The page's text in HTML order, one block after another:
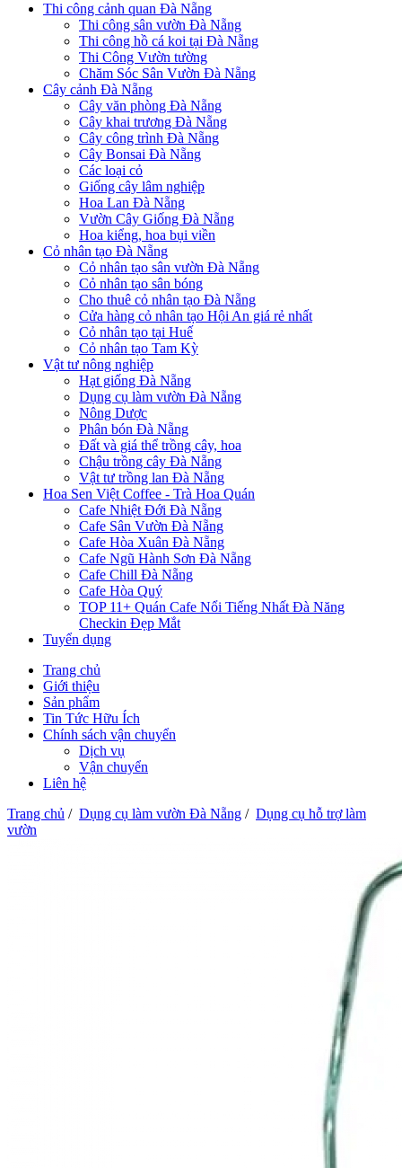
Thi công cảnh quan Đà Nẵng
Thi công sân vườn Đà Nẵng
Thi công hồ cá koi tại Đà Nẵng
Thi Công Vườn tường
Chăm Sóc Sân Vườn Đà Nẵng
Cây cảnh Đà Nẵng
Cây văn phòng Đà Nẵng
Cây khai trương Đà Nẵng
Cây công trình Đà Nẵng
Cây Bonsai Đà Nẵng
Các loại cỏ
Giống cây lâm nghiệp
Hoa Lan Đà Nẵng
Vườn Cây Giống Đà Nẵng
Hoa kiểng, hoa bụi viền
Cỏ nhân tạo Đà Nẵng
Cỏ nhân tạo sân vườn Đà Nẵng
Cỏ nhân tạo sân bóng
Cho thuê cỏ nhân tạo Đà Nẵng
Cửa hàng cỏ nhân tạo Hội An giá rẻ nhất
Cỏ nhân tạo tại Huế
Cỏ nhân tạo Tam Kỳ
Vật tư nông nghiệp
Hạt giống Đà Nẵng
Dụng cụ làm vườn Đà Nẵng
Nông Dược
Phân bón Đà Nẵng
Đất và giá thể trồng cây, hoa
Chậu trồng cây Đà Nẵng
Vật tư trồng lan Đà Nẵng
Hoa Sen Việt Coffee - Trà Hoa Quán
Cafe Nhiệt Đới Đà Nẵng
Cafe Sân Vườn Đà Nẵng
Cafe Hòa Xuân Đà Nẵng
Cafe Ngũ Hành Sơn Đà Nẵng
Cafe Chill Đà Nẵng
Cafe Hòa Quý
TOP 11+ Quán Cafe Nổi Tiếng Nhất Đà Năng
Checkin Đẹp Mắt
Tuyển dụng
Trang chủ
Giới thiệu
Sản phẩm
Tin Tức Hữu Ích
Chính sách vận chuyển
Dịch vụ
Vận chuyển
Liên hệ
Trang chủ / Dụng cụ làm vườn Đà Nẵng / Dụng cụ hỗ trợ làm
vườn